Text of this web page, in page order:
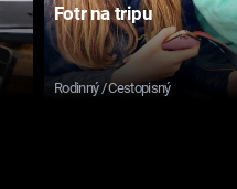
Fotr na tripu
Rodinný / Cestopisný